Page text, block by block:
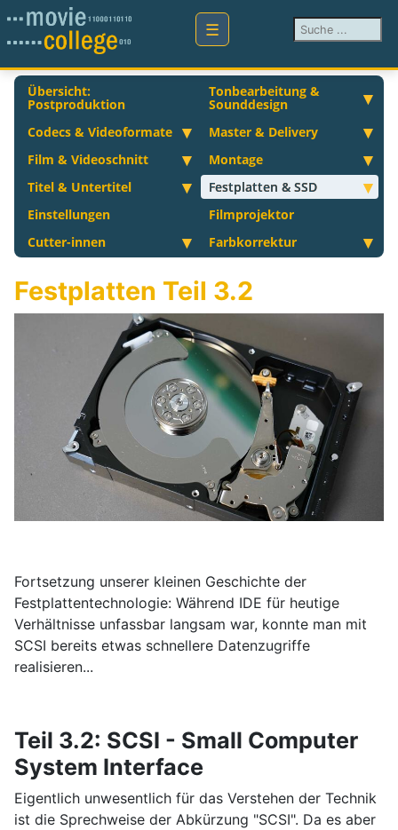
Suchen ...
Übersicht:
Postproduktion
Tonbearbeitung &
Sounddesign
Codecs & Videoformate
Master & Delivery
Film & Videoschnitt
Montage
Titel & Untertitel
Festplatten & SSD
Einstellungen
Filmprojektor
Cutter-innen
Farbkorrektur
Festplatten Teil 3.2
Fortsetzung unserer kleinen Geschichte der
Festplattentechnologie: Während IDE für heutige
Verhältnisse unfassbar langsam war, konnte man mit
SCSI bereits etwas schnellere Datenzugriffe
realisieren...
Teil 3.2: SCSI - Small Computer
System Interface
Eigentlich unwesentlich für das Verstehen der Technik
ist die Sprechweise der Abkürzung "SCSI". Da es aber